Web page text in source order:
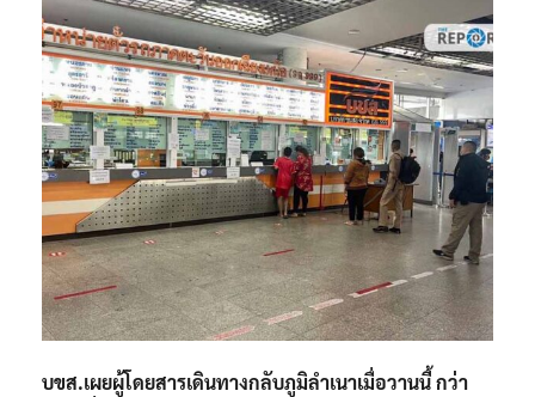
บขส.เผยผู้โดยสารเดินทางกลับภูมิลำเนาเมื่อวานนี้ กว่า